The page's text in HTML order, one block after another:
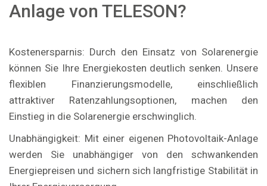
Anlage von TELESON?
Kostenersparnis: Durch den Einsatz von Solarenergie
können Sie Ihre Energiekosten deutlich senken. Unsere
flexiblen Finanzierungsmodelle, einschließlich
attraktiver Ratenzahlungsoptionen, machen den
Einstieg in die Solarenergie erschwinglich.
Unabhängigkeit: Mit einer eigenen Photovoltaik-Anlage
werden Sie unabhängiger von den schwankenden
Energiepreisen und sichern sich langfristige Stabilität in